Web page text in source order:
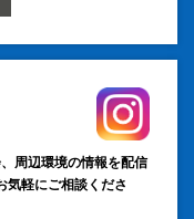
周辺環境の情報を配信
気軽にご相談くださ